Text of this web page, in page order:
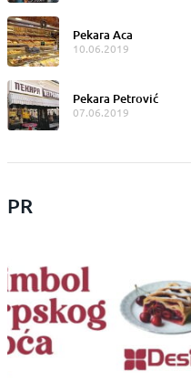
Pekara Aca
10.06.2019
Pekara Petrović
07.06.2019
PR